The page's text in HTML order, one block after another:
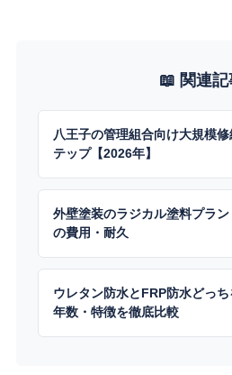
📖 関連記
八王子の管理組合向け大規模
テップ【2026年】
外壁塗装のラジカル塗料プラ
の費用・耐久
ウレタン防水とFRP防水どっ
年数・特徴を徹底比較